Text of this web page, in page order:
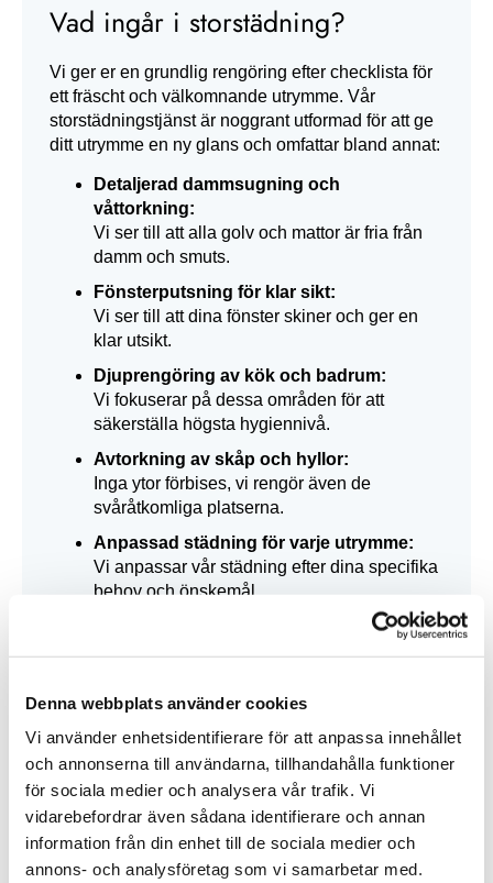
Denna webbplats använder cookies
Vi använder enhetsidentifierare för att anpassa innehållet
och annonserna till användarna, tillhandahålla funktioner
för sociala medier och analysera vår trafik. Vi
vidarebefordrar även sådana identifierare och annan
information från din enhet till de sociala medier och
annons- och analysföretag som vi samarbetar med.
Vad ingår i storstädning?
Vi ger er en grundlig rengöring efter checklista för
ett fräscht och välkomnande utrymme. Vår
storstädningstjänst är noggrant utformad för att ge
ditt utrymme en ny glans och omfattar bland annat:
Detaljerad dammsugning och
våttorkning:
Vi ser till att alla golv och mattor är fria från
damm och smuts.
Fönsterputsning för klar sikt:
Vi ser till att dina fönster skiner och ger en
klar utsikt.
Djuprengöring av kök och badrum:
Vi fokuserar på dessa områden för att
säkerställa högsta hygiennivå.
Avtorkning av skåp och hyllor:
Inga ytor förbises, vi rengör även de
svåråtkomliga platserna.
Anpassad städning för varje utrymme:
Vi anpassar vår städning efter dina specifika
behov och önskemål.
Boka storstädning och tilläggstjänster med
Stockholms Allstäd Idag